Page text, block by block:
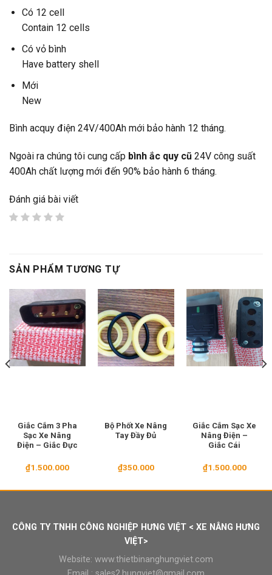
Có 12 cell
Contain 12 cells
Có vỏ bình
Have battery shell
Mới
New
Bình acquy điện 24V/400Ah mới bảo hành 12 tháng.
Ngoài ra chúng tôi cung cấp bình ắc quy cũ 24V công suất
400Ah chất lượng mới đến 90% bảo hành 6 tháng.
Đánh giá bài viết
SẢN PHẨM TƯƠNG TỰ
Giắc Cắm 3 Pha
Sạc Xe Nâng
Điện – Giắc Đực
₫1.500.000
Bộ Phốt Xe Nâng
Tay Đầy Đủ
₫350.000
Giắc Cắm Sạc Xe
Nâng Điện –
Giắc Cái
₫1.500.000
CÔNG TY TNHH CÔNG NGHIỆP HƯNG VIỆT < XE NÂNG HƯNG
VIỆT>
Website: www.thietbinanghungviet.com